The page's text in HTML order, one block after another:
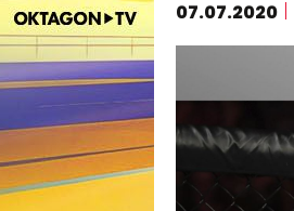
07.07.2020